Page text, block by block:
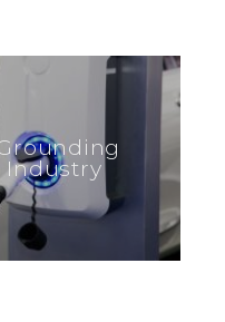
Industry